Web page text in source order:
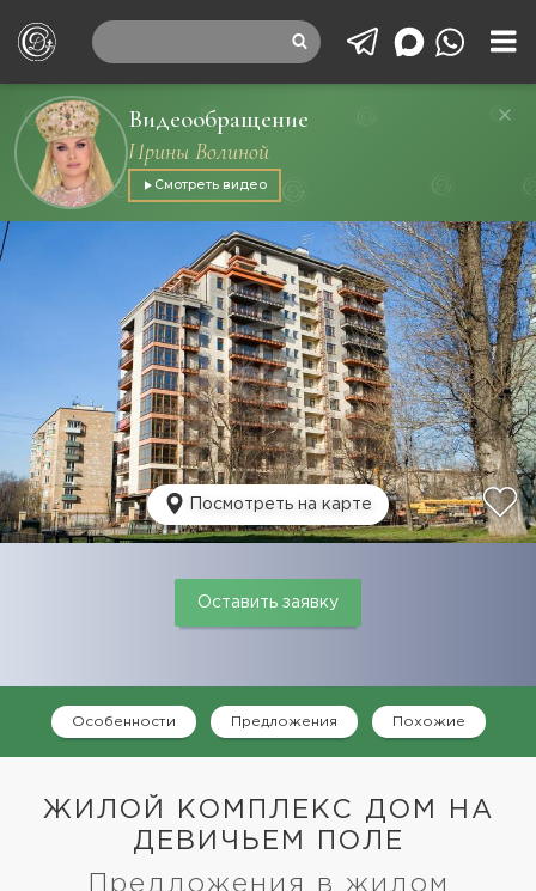
Видеообращение
Ирины Волиной
Смотреть видео
Посмотреть на карте
Оставить заявку
Особенности Предложения Похожие
ЖИЛОЙ КОМПЛЕКС ДОМ НА
ДЕВИЧЬЕМ ПОЛЕ
Предложения в жилом